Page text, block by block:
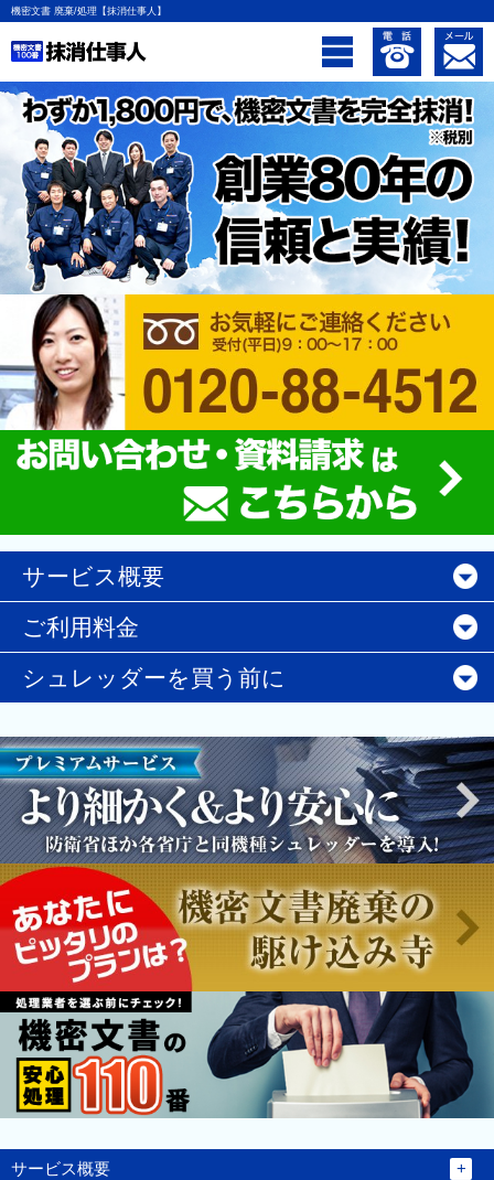
機密文書 廃棄/処理【抹消仕事人】
サービス概要
ご利用料金
シュレッダーを買う前に
サービス概要